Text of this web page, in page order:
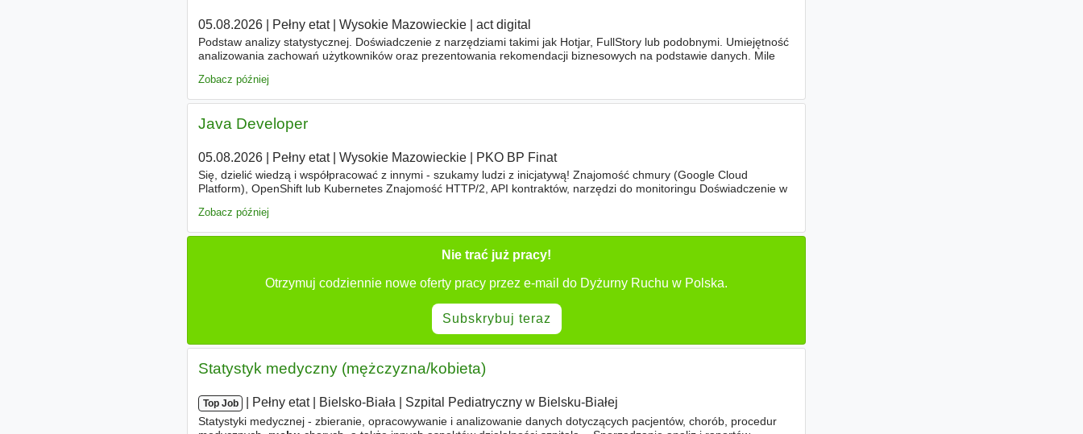
05.08.2026| Pełny etat| Wysokie Mazowieckie| act digital
Podstaw analizy statystycznej. Doświadczenie z narzędziami takimi jak Hotjar, FullStory lub podobnymi. Umiejętność
analizowania zachowań użytkowników oraz prezentowania rekomendacji biznesowych na podstawie danych. Mile
Zobacz później
Java Developer
05.08.2026| Pełny etat| Wysokie Mazowieckie| PKO BP Finat
Się, dzielić wiedzą i współpracować z innymi - szukamy ludzi z inicjatywą! Znajomość chmury (Google Cloud
Platform), OpenShift lub Kubernetes Znajomość HTTP/2, API kontraktów, narzędzi do monitoringu Doświadczenie w
Zobacz później
Nie trać już pracy!
Otrzymuj codziennie nowe oferty pracy przez e-mail do Dyżurny Ruchu w Polska.
Subskrybuj teraz
Statystyk medyczny (mężczyzna/kobieta)
Top Job Pełny etat| Bielsko-Biała Szpital Pediatryczny w Bielsku-Białej
Statystyki medycznej - zbieranie, opracowywanie i analizowanie danych dotyczących pacjentów, chorób, procedur